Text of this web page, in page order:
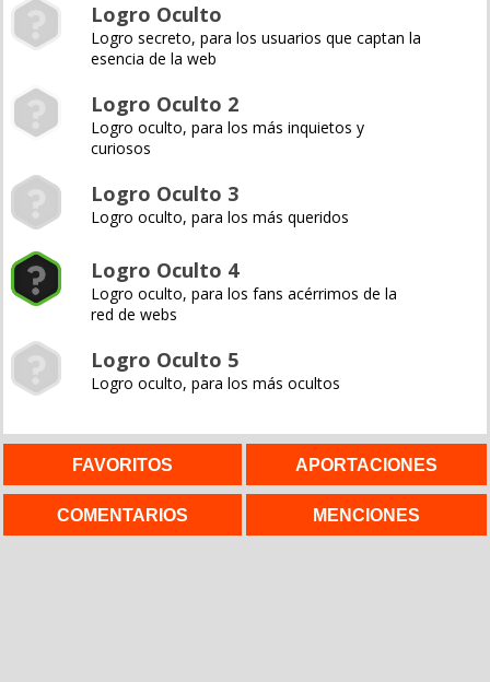
Logro Oculto
Logro secreto, para los usuarios que captan la
esencia de la web
Logro Oculto 2
Logro oculto, para los más inquietos y
curiosos
Logro Oculto 3
Logro oculto, para los más queridos
Logro Oculto 4
Logro oculto, para los fans acérrimos de la
red de webs
Logro Oculto 5
Logro oculto, para los más ocultos
FAVORITOS APORTACIONES
COMENTARIOS MENCIONES